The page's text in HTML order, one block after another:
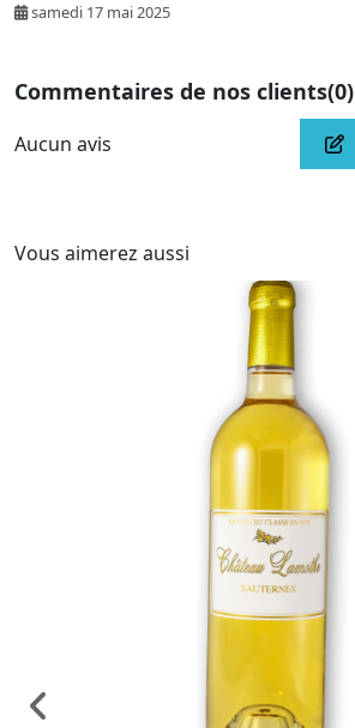
samedi 17 mai 2025
Commentaires de nos clients(0)
Aucun avis
Vous aimerez aussi